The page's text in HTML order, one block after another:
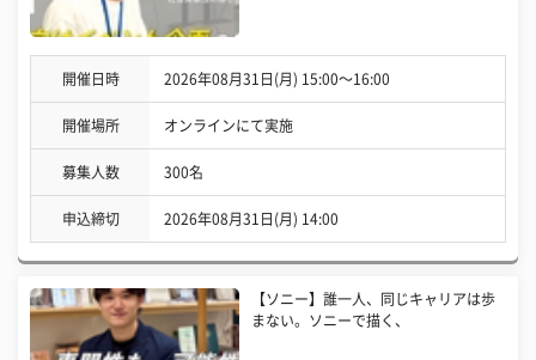
開催日時 2026年08月31日(月) 15:00〜16:00
開催場所 オンラインにて実施
募集人数 300名
申込締切 2026年08月31日(月) 14:00
【ソニー】誰一人、同じキャリアは歩
まない。ソニーで描く、